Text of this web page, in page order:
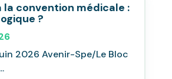
la convention médicale :
?
2026 Avenir-Spe/Le Bloc